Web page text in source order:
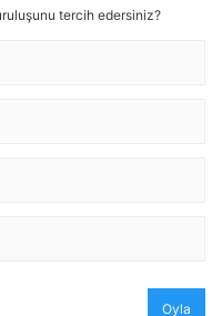
tercih edersiniz?
Oyla